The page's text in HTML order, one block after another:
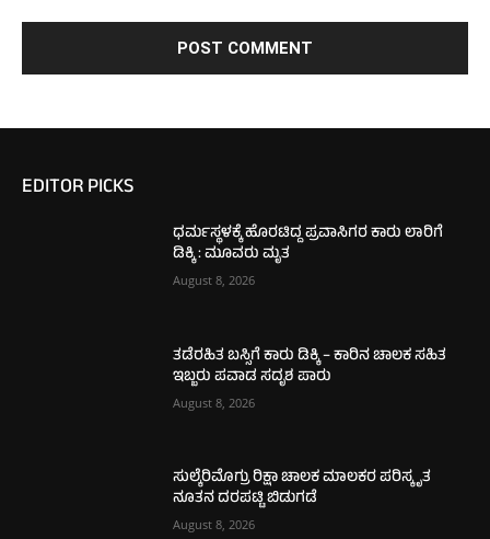
EDITOR PICKS
ಧರ್ಮಸ್ಥಳಕ್ಕೆ ಹೊರಟಿದ್ದ ಪ್ರವಾಸಿಗರ ಕಾರು ಲಾರಿಗೆ
ಡಿಕ್ಕಿ : ಮೂವರು ಮೃತ
August 8, 2026
ತಡೆರಹಿತ ಬಸ್ಸಿಗೆ ಕಾರು ಡಿಕ್ಕಿ – ಕಾರಿನ ಚಾಲಕ ಸಹಿತ
ಇಬ್ಬರು ಪವಾಡ ಸದೃಶ ಪಾರು
August 8, 2026
ಸುಲ್ಕೆರಿಮೊಗ್ರು ರಿಕ್ಷಾ ಚಾಲಕ ಮಾಲಕರ ಪರಿಸ್ಕೃತ
ನೂತನ ದರಪಟ್ಟಿ ಬಿಡುಗಡೆ
August 8, 2026